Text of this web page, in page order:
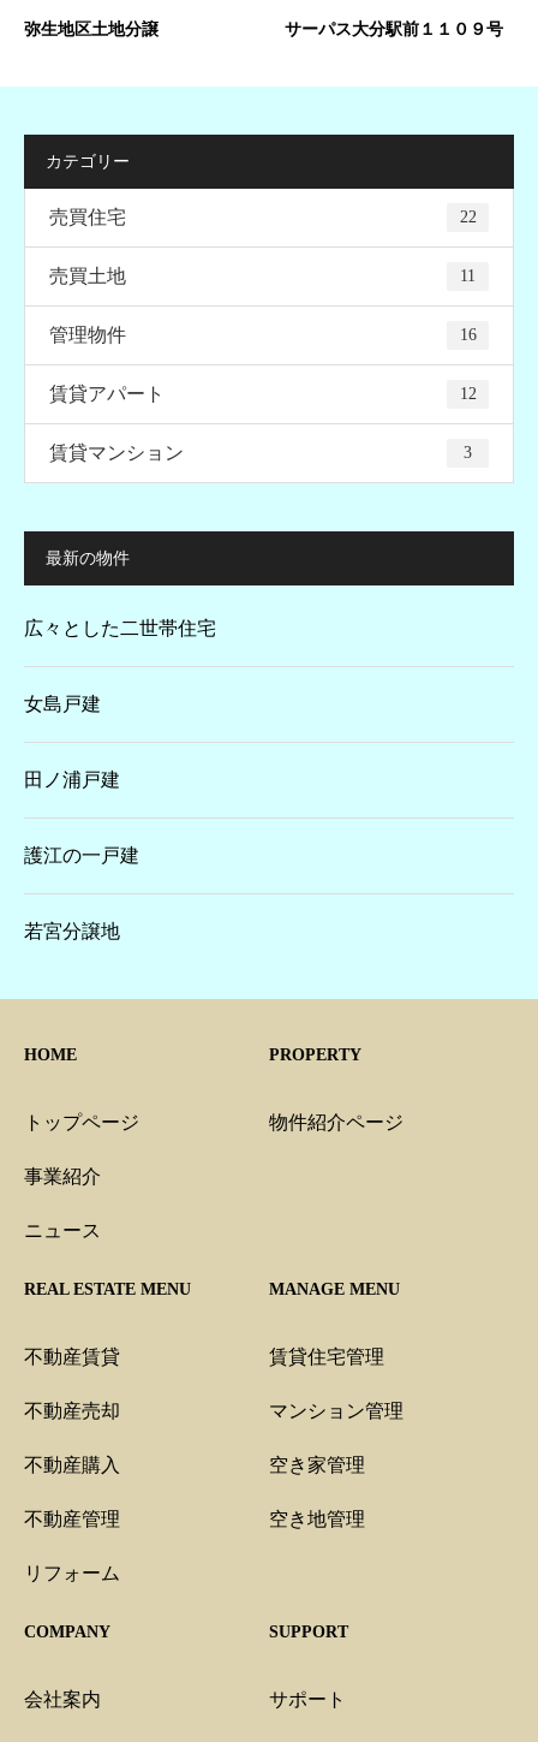
弥生地区土地分譲 サーパス大分駅前１１０９号
カテゴリー
売買住宅 22
売買土地 11
管理物件 16
賃貸アパート 12
賃貸マンション 3
最新の物件
広々とした二世帯住宅
女島戸建
田ノ浦戸建
護江の一戸建
若宮分譲地
HOME
トップページ
事業紹介
ニュース
PROPERTY
物件紹介ページ
REAL ESTATE MENU
不動産賃貸
不動産売却
不動産購入
不動産管理
リフォーム
MANAGE MENU
賃貸住宅管理
マンション管理
空き家管理
空き地管理
COMPANY
会社案内
SUPPORT
サポート